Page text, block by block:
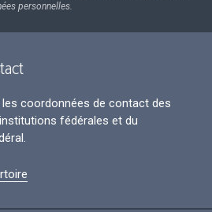
personnelles.
coordonnées de contact des
fédérales et du